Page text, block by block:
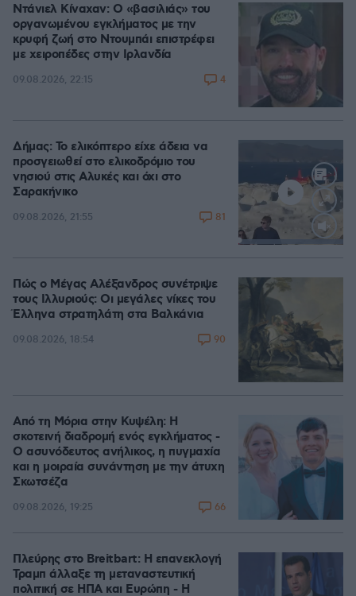
Ντάνιελ Κίναχαν: Ο «βασιλιάς» του
οργανωμένου εγκλήματος με την
κρυφή ζωή στο Ντουμπάι επιστρέφει
με χειροπέδες στην Ιρλανδία
09.08.2026, 22:15 4
Loaded
Δήμας: Το ελικόπτερο είχε άδεια να
προσγειωθεί στο ελικοδρόμιο του
νησιού στις Αλυκές και όχι στο
Σαρακήνικο
09.08.2026, 21:55 81
Πώς ο Μέγας Αλέξανδρος συνέτριψε
τους Ιλλυριούς: Οι μεγάλες νίκες του
Έλληνα στρατηλάτη στα Βαλκάνια
09.08.2026, 18:54 90
Από τη Μόρια στην Κυψέλη: Η
σκοτεινή διαδρομή ενός εγκλήματος -
Ο ασυνόδευτος ανήλικος, η πυγμαχία
και η μοιραία συνάντηση με την άτυχη
Σκωτσέζα
09.08.2026, 19:25 66
Πλεύρης στο Breitbart: Η επανεκλογή
Τραμπ άλλαξε τη μεταναστευτική
πολιτική σε ΗΠΑ και Ευρώπη - Η